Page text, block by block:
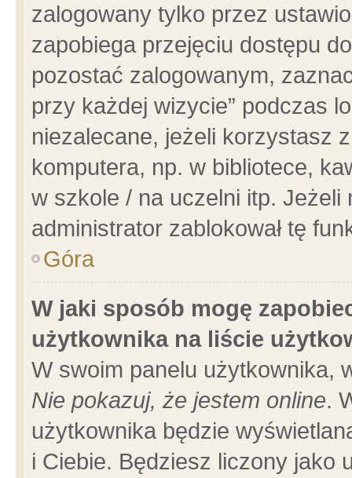
zalogowany tylko przez
zapobiega przejęciu dostępu
pozostać zalogowanym,
przy każdej wizycie” podczas
niezalecane, jeżeli korzystasz
komputera, np. w bibliotece,
w szkole / na uczelni itp.
administrator zablokował tę
Góra
W jaki sposób mogę
użytkownika na liście
W swoim panelu użytkownika,
Nie pokazuj, że jestem online.
użytkownika będzie
i Ciebie. Będziesz liczony jako